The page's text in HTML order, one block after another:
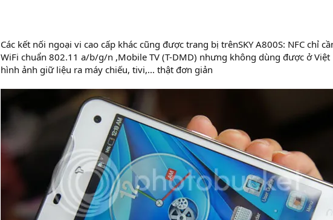
Các kết nối ngoại vi cao cấp khác cũng được trang bị trênSKY A800S: NFC chỉ
WiFi chuẩn 802.11 a/b/g/n ,Mobile TV (T-DMD) nhưng không dùng được ở
hình ảnh giữ liệu ra máy chiếu, tivi,... thật đơn giản